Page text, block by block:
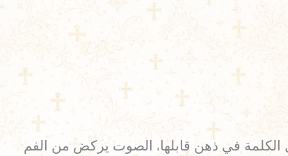
في ذهن قابلها، الصوت يركض من الفم